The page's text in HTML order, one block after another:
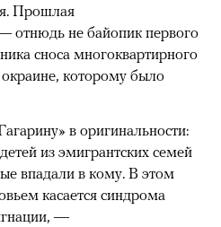
Прошлая
отнюдь не байопик первого
сноса многоквартирного
которому было
в оригинальности:
из эмигрантских семей
впадали в кому. В этом
касается синдрома
—